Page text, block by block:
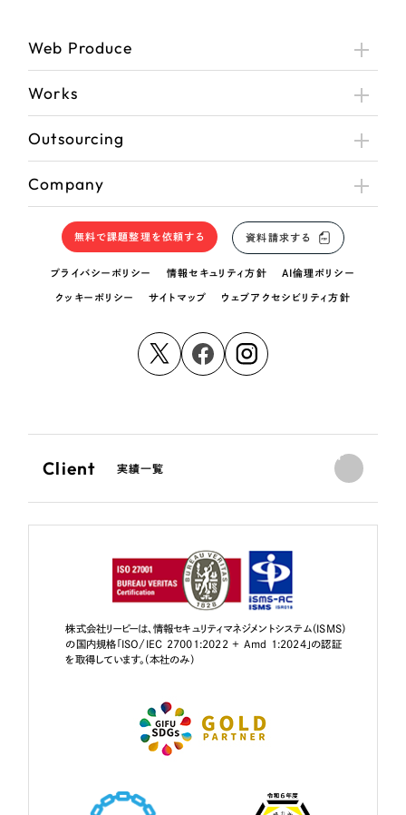
Web Produce
Works
Outsourcing
Company
無料で課題整理を依頼する 資料請求する
プライバシーポリシー 情報セキュリティ方針 AI倫理ポリシー
クッキーポリシー サイトマップ ウェブアクセシビリティ方針
Client 実績一覧
株式会社リーピーは、情報セキュリティマネジメントシステム（ISMS）
の国内規格「ISO/IEC 27001:2022 + Amd 1:2024」の認証
を取得しています。（本社のみ）